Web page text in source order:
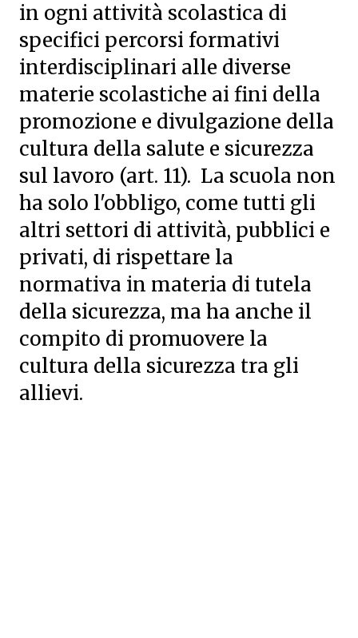
in ogni attività scolastica di
specifici percorsi formativi
interdisciplinari alle diverse
materie scolastiche ai fini della
promozione e divulgazione della
cultura della salute e sicurezza
sul lavoro (art. 11). La scuola non
ha solo l'obbligo, come tutti gli
altri settori di attività, pubblici e
privati, di rispettare la
normativa in materia di tutela
della sicurezza, ma ha anche il
compito di promuovere la
cultura della sicurezza tra gli
allievi.